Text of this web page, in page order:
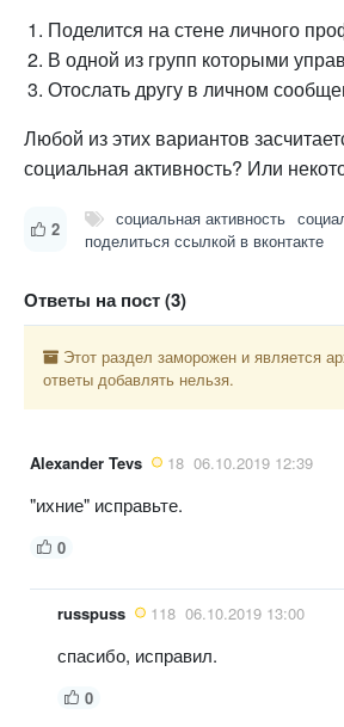
Поделится на стене личного
В одной из групп которыми
Отослать другу в личном
Любой из этих вариантов
социальная активность? Или
2 социальная активность
поделиться ссылкой в вконтакте
Ответы на пост (3)
Этот раздел заморожен и является
ответы добавлять нельзя.
Alexander Tevs 18 06.10.2019 12:39
"ихние" исправьте.
0
russpuss 118 06.10.2019 13:00
спасибо, исправил.
0